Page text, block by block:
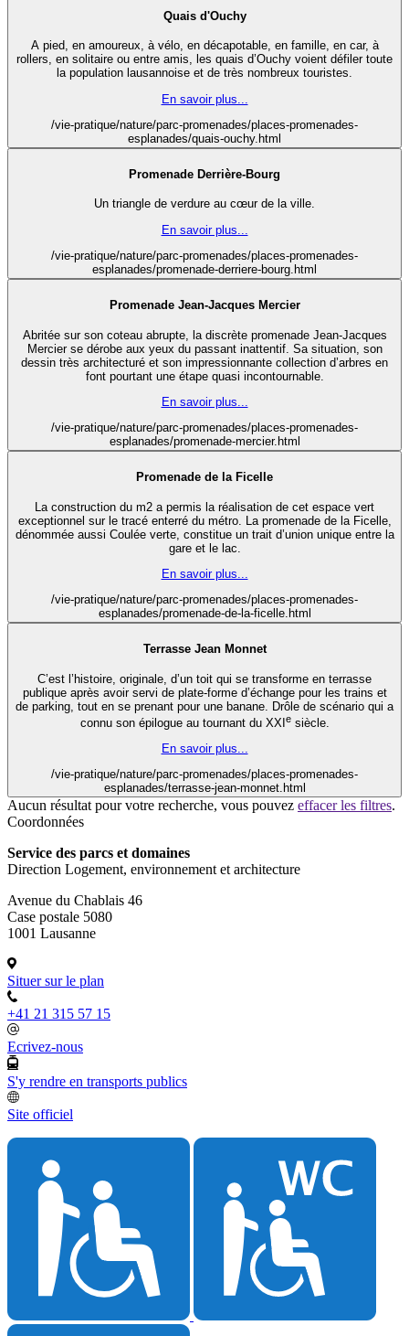
Quais d'Ouchy
A pied, en amoureux, à vélo, en décapotable, en famille, en car, à
rollers, en solitaire ou entre amis, les quais d’Ouchy voient défiler toute
la population lausannoise et de très nombreux touristes.
En savoir plus...
/vie-pratique/nature/parc-promenades/places-promenades-
esplanades/quais-ouchy.html
Promenade Derrière-Bourg
Un triangle de verdure au cœur de la ville.
En savoir plus...
/vie-pratique/nature/parc-promenades/places-promenades-
esplanades/promenade-derriere-bourg.html
Promenade Jean-Jacques Mercier
Abritée sur son coteau abrupte, la discrète promenade Jean-Jacques
Mercier se dérobe aux yeux du passant inattentif. Sa situation, son
dessin très architecturé et son impressionnante collection d’arbres en
font pourtant une étape quasi incontournable.
En savoir plus...
/vie-pratique/nature/parc-promenades/places-promenades-
esplanades/promenade-mercier.html
Promenade de la Ficelle
La construction du m2 a permis la réalisation de cet espace vert
exceptionnel sur le tracé enterré du métro. La promenade de la Ficelle,
dénommée aussi Coulée verte, constitue un trait d’union unique entre la
gare et le lac.
En savoir plus...
/vie-pratique/nature/parc-promenades/places-promenades-
esplanades/promenade-de-la-ficelle.html
Terrasse Jean Monnet
C’est l’histoire, originale, d’un toit qui se transforme en terrasse
publique après avoir servi de plate-forme d’échange pour les trains et
de parking, tout en se prenant pour une banane. Drôle de scénario qui a
connu son épilogue au tournant du XXIesiècle.
En savoir plus...
/vie-pratique/nature/parc-promenades/places-promenades-
esplanades/terrasse-jean-monnet.html
Aucun résultat pour votre recherche, vous pouvez effacer les filtres.
Coordonnées
Service des parcs et domaines
Direction Logement, environnement et architecture
Avenue du Chablais 46
Case postale 5080
1001 Lausanne
Situer sur le plan
+41 21 315 57 15
Ecrivez-nous
S'y rendre en transports publics
Site officiel